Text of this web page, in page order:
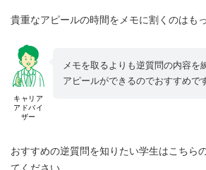
貴重なアピールの時間をメモに割くのはも
キャリア
アドバイ
ザー
メモを取るよりも逆質問の内容を
アピールができるのでおすすめで
おすすめの逆質問を知りたい学生はこちら